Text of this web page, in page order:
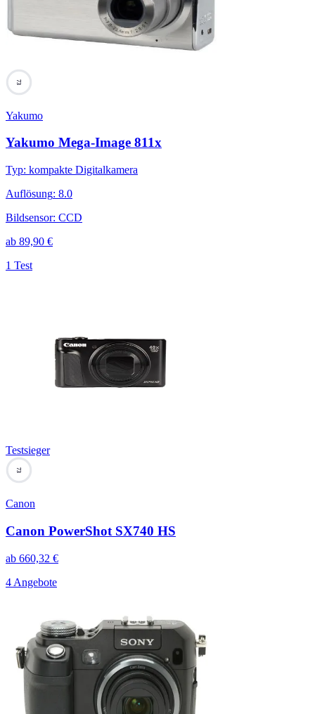
73
Yakumo
Yakumo Mega-Image 811x
Typ: kompakte Digitalkamera
Auflösung: 8.0
Bildsensor: CCD
ab 89,90 €
1 Test
Testsieger
73
Canon
Canon PowerShot SX740 HS
ab 660,32 €
4 Angebote